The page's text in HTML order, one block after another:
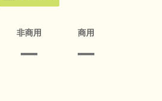
非商用 商用